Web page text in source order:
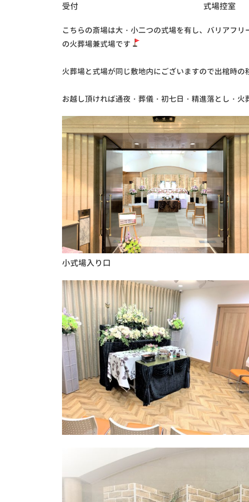
受付 式場控室
こちらの斎場は大・小二つの式場を有し、バリアフ
の火葬場兼式場です
火葬場と式場が同じ敷地内にございますので出棺時
お越し頂ければ通夜・葬儀・初七日・精進落とし・火
小式場入り口